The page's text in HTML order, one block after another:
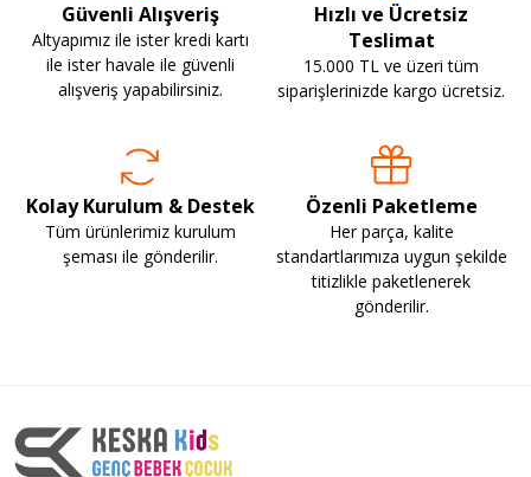
Güvenli Alışveriş
Altyapımız ile ister kredi kartı
ile ister havale ile güvenli
alışveriş yapabilirsiniz.
Hızlı ve Ücretsiz
Teslimat
15.000 TL ve üzeri tüm
siparişlerinizde kargo ücretsiz.
Kolay Kurulum & Destek
Tüm ürünlerimiz kurulum
şeması ile gönderilir.
Özenli Paketleme
Her parça, kalite
standartlarımıza uygun şekilde
titizlikle paketlenerek
gönderilir.